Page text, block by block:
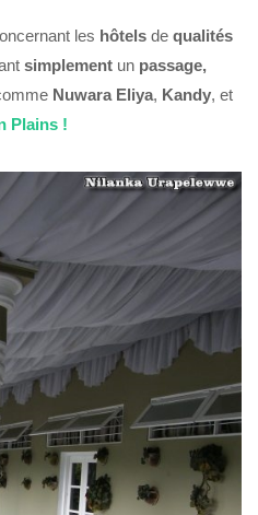
les hôtels de qualités
simplement un passage,
Nuwara Eliya, Kandy, et
Plains !